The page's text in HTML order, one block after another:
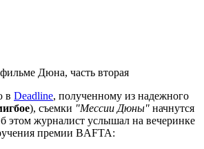
в Deadline, полученному из надежного
), съемки "Мессии Дюны" начнутся
этом журналист услышал на вечеринке
премии BAFTA: